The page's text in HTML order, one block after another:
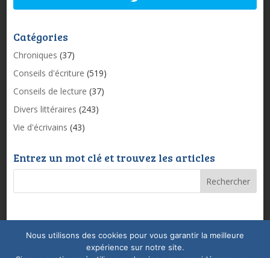
Catégories
Chroniques (37)
Conseils d'écriture (519)
Conseils de lecture (37)
Divers littéraires (243)
Vie d'écrivains (43)
Entrez un mot clé et trouvez les articles
Mentions légales & Politique de confidentialité
Nous utilisons des cookies pour vous garantir la meilleure
expérience sur notre site.